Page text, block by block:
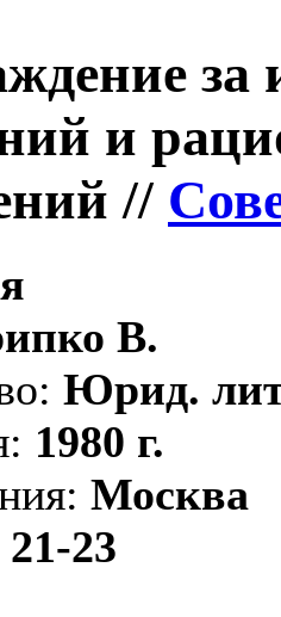
за
и
//
В.
Юрид.
1980 г.
Москва
21-23